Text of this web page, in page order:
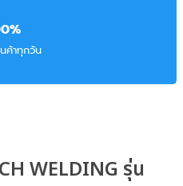
ค้าทุกวัน
WELDING รุ่น